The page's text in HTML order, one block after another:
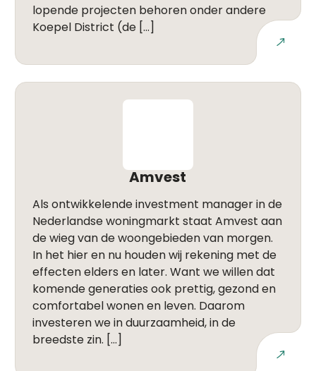
lopende projecten behoren onder andere
Koepel District (de […]
Lees meer
Amvest
Als ontwikkelende investment manager in de
Nederlandse woningmarkt staat Amvest aan
de wieg van de woongebieden van morgen.
In het hier en nu houden wij rekening met de
effecten elders en later. Want we willen dat
komende generaties ook prettig, gezond en
comfortabel wonen en leven. Daarom
investeren we in duurzaamheid, in de
breedste zin. […]
Lees meer